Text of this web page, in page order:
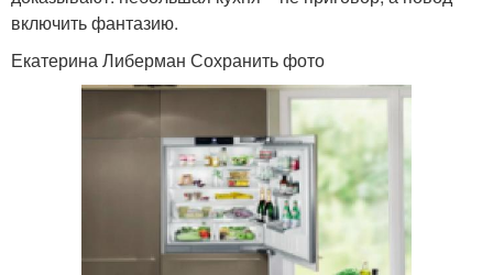
включить фантазию.
Екатерина Либерман Сохранить фото